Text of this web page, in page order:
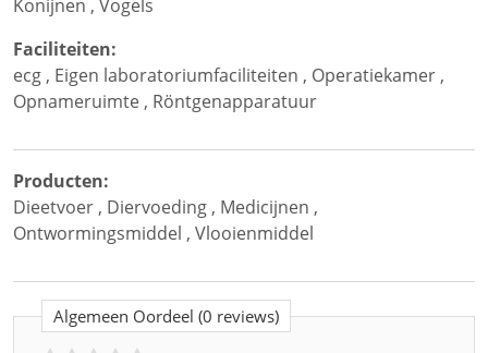
Konijnen , Vogels
Faciliteiten:
ecg , Eigen laboratoriumfaciliteiten , Operatiekamer ,
Opnameruimte , Röntgenapparatuur
Producten:
Dieetvoer , Diervoeding , Medicijnen ,
Ontwormingsmiddel , Vlooienmiddel
Algemeen Oordeel (0 reviews)